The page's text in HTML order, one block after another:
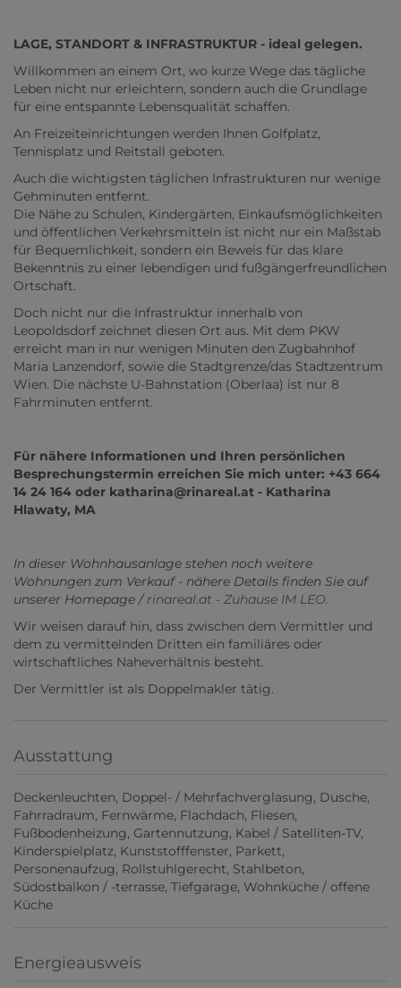
LAGE, STANDORT & INFRASTRUKTUR - ideal gelegen.
Willkommen an einem Ort, wo kurze Wege das tägliche
Leben nicht nur erleichtern, sondern auch die Grundlage
für eine entspannte Lebensqualität schaffen.
An Freizeiteinrichtungen werden Ihnen Golfplatz,
Tennisplatz und Reitstall geboten.
Auch die wichtigsten täglichen Infrastrukturen nur wenige
Gehminuten entfernt.
Die Nähe zu Schulen, Kindergärten, Einkaufsmöglichkeiten
und öffentlichen Verkehrsmitteln ist nicht nur ein Maßstab
für Bequemlichkeit, sondern ein Beweis für das klare
Bekenntnis zu einer lebendigen und fußgängerfreundlichen
Ortschaft.
Doch nicht nur die Infrastruktur innerhalb von
Leopoldsdorf zeichnet diesen Ort aus. Mit dem PKW
erreicht man in nur wenigen Minuten den Zugbahnhof
Maria Lanzendorf, sowie die Stadtgrenze/das Stadtzentrum
Wien. Die nächste U-Bahnstation (Oberlaa) ist nur 8
Fahrminuten entfernt.
Für nähere Informationen und Ihren persönlichen
Besprechungstermin erreichen Sie mich unter: +43 664
14 24 164 oder katharina@rinareal.at - Katharina
Hlawaty, MA
In dieser Wohnhausanlage stehen noch weitere
Wohnungen zum Verkauf - nähere Details finden Sie auf
unserer Homepage / rinareal.at - Zuhause IM LEO.
Wir weisen darauf hin, dass zwischen dem Vermittler und
dem zu vermittelnden Dritten ein familiäres oder
wirtschaftliches Naheverhältnis besteht.
Der Vermittler ist als Doppelmakler tätig.
Ausstattung
Deckenleuchten Doppel- / Mehrfachverglasung Dusche
Fahrradraum Fernwärme Flachdach Fliesen
Fußbodenheizung Gartennutzung Kabel / Satelliten-TV
Kinderspielplatz Kunststofffenster Parkett
Personenaufzug Rollstuhlgerecht Stahlbeton
Südostbalkon / -terrasse Tiefgarage Wohnküche / offene
Küche
Energieausweis